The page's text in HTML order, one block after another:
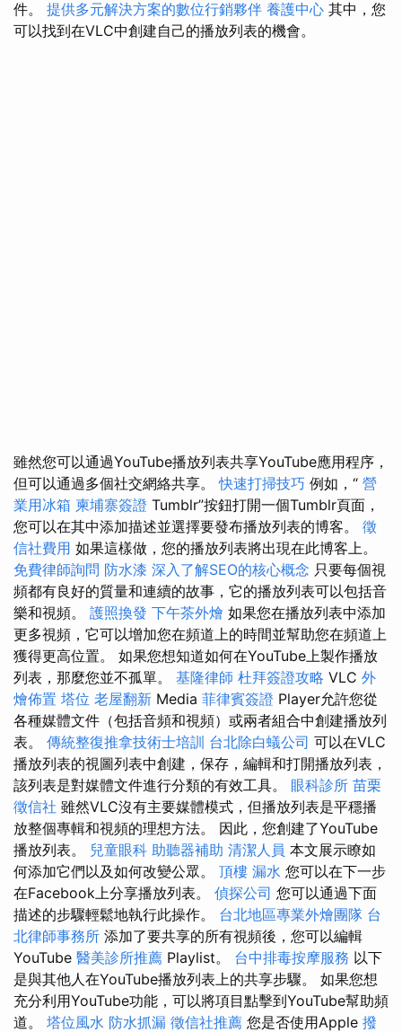
件。 提供多元解決方案的數位行銷夥伴 養護中心 其中，您
可以找到在VLC中創建自己的播放列表的機會。
雖然您可以通過YouTube播放列表共享YouTube應用程序，
但可以通過多個社交網絡共享。快速打掃技巧 例如，“ 營
業用冰箱 柬埔寨簽證 Tumblr”按鈕打開一個Tumblr頁面，
您可以在其中添加描述並選擇要發布播放列表的博客。 徵
信社費用 如果這樣做，您的播放列表將出現在此博客上。
免費律師詢問 防水漆 深入了解SEO的核心概念 只要每個視
頻都有良好的質量和連續的故事，它的播放列表可以包括音
樂和視頻。 護照換發 下午茶外燴 如果您在播放列表中添加
更多視頻，它可以增加您在頻道上的時間並幫助您在頻道上
獲得更高位置。 如果您想知道如何在YouTube上製作播放
列表，那麼您並不孤單。 基隆律師 杜拜簽證攻略 VLC 外
燴佈置 塔位 老屋翻新 Media 菲律賓簽證 Player允許您從
各種媒體文件（包括音頻和視頻）或兩者組合中創建播放列
表。 傳統整復推拿技術士培訓 台北除白蟻公司 可以在VLC
播放列表的視圖列表中創建，保存，編輯和打開播放列表，
該列表是對媒體文件進行分類的有效工具。 眼科診所 苗栗
徵信社 雖然VLC沒有主要媒體模式，但播放列表是平穩播
放整個專輯和視頻的理想方法。 因此，您創建了YouTube
播放列表。 兒童眼科 助聽器補助 清潔人員 本文展示瞭如
何添加它們以及如何改變公眾。 頂樓 漏水 您可以在下一步
在Facebook上分享播放列表。 偵探公司 您可以通過下面
描述的步驟輕鬆地執行此操作。 台北地區專業外燴團隊 台
北律師事務所 添加了要共享的所有視頻後，您可以編輯
YouTube 醫美診所推薦 Playlist。 台中排毒按摩服務 以下
是與其他人在YouTube播放列表上的共享步驟。 如果您想
充分利用YouTube功能，可以將項目點擊到YouTube幫助頻
道。 塔位風水 防水抓漏 徵信社推薦 您是否使用Apple 撥